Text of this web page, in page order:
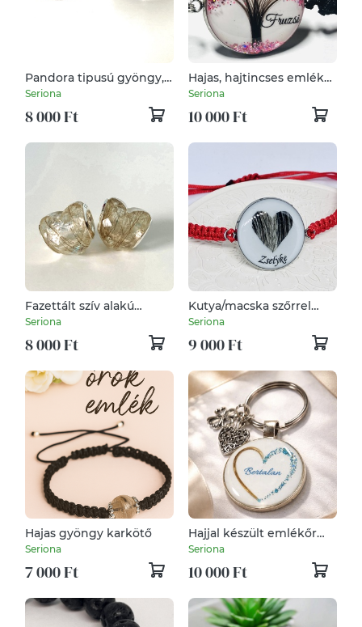
Pandora tipusú gyöngy,
Babahajas, hajtincses
Seriona
8 000 Ft
Hajas, hajtincses emlékőr
medál, lánc
Seriona
10 000 Ft
Fazettált szív alakú
Pandora tipusú gyöngy,
emlékőr
Seriona
8 000 Ft
Kutya/macska szőrrel
készülő emlékőr karkötő
Seriona
9 000 Ft
Hajas gyöngy karkötő
Seriona
7 000 Ft
Hajjal készült emlékőr
kulcstartó
Seriona
10 000 Ft